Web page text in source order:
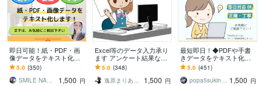
即日可能！紙・PDF・画
像データをテキスト化し
ます パソコン入力が苦
手、作りたいけど時間が
ない、すぐ欲しい方へ
5.0 (350)
SMILE NAO（なお）
1,500 円
Excel等のデータ入力承り
ます アンケート結果な
ど、細かいデータをまと
めたいときに！
5.0 (348)
逸原まりあ／Maria－no－te
1,500 円
最短即日！◆PDFや手書
きデータをテキスト化し
ます 時間が無くてテキス
ト化したいのに出来ない
という方におすすめ！
5.0 (451)
popa5sukintsu 1,500 円